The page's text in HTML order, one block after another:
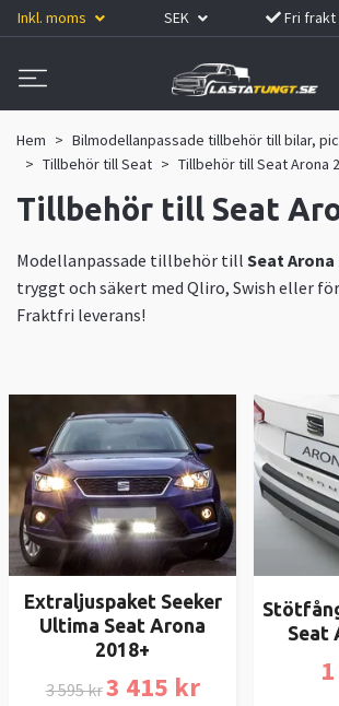
Inkl. moms SEK Fri frakt
Hem
Bilmodellanpassade tillbehör till bilar,
Tillbehör till Seat
Tillbehör till Seat Arona
Tillbehör till Seat
Modellanpassade tillbehör till Seat Arona
tryggt och säkert med Qliro, Swish eller
Fraktfri leverans!
Extraljuspaket Seeker
Ultima Seat Arona
2018+
3 595 kr3 415 kr
Seat